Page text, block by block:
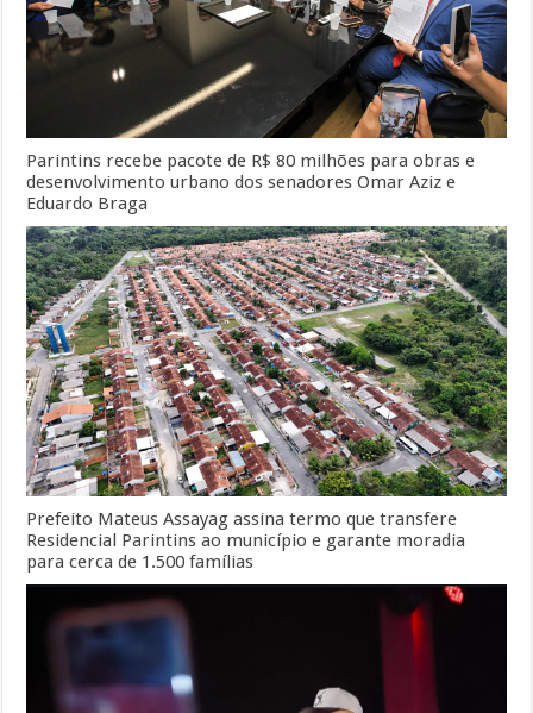
Parintins recebe pacote de R$ 80 milhões para obras e
desenvolvimento urbano dos senadores Omar Aziz e
Eduardo Braga
Prefeito Mateus Assayag assina termo que transfere
Residencial Parintins ao município e garante moradia
para cerca de 1.500 famílias